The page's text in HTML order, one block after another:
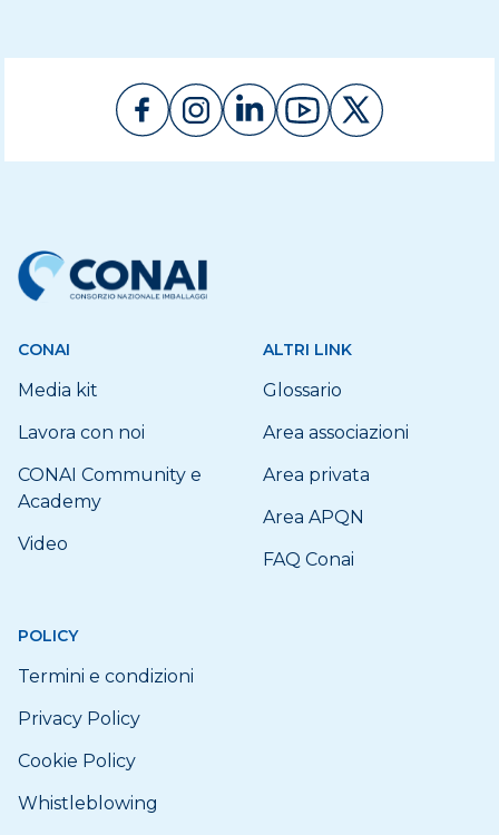
CONAI
Media kit
Lavora con noi
CONAI Community e
Academy
Video
ALTRI LINK
Glossario
Area associazioni
Area privata
Area APQN
FAQ Conai
POLICY
Termini e condizioni
Privacy Policy
Cookie Policy
Whistleblowing